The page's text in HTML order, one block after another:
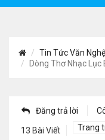
Tin Tức Văn
Dòng Thơ Nhạc Lục
Đăng trả lời
13 Bài Viết Trang